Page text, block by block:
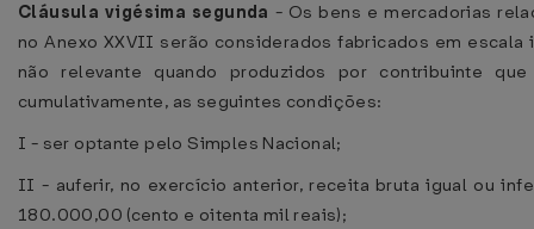
Cláusula vigésima segunda - Os bens e mercadorias
no Anexo XXVII serão considerados fabricados em escala
não relevante quando produzidos por contribuinte que
cumulativamente, as seguintes condições:
I - ser optante pelo Simples Nacional;
II - auferir, no exercício anterior, receita bruta igual ou
180.000,00 (cento e oitenta mil reais);